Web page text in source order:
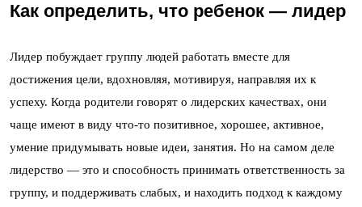
Как определить, что ребенок — лидер
Лидер побуждает группу людей работать вместе для
достижения цели, вдохновляя, мотивируя, направляя их к
успеху. Когда родители говорят о лидерских качествах, они
чаще имеют в виду что-то позитивное, хорошее, активное,
умение придумывать новые идеи, занятия. Но на самом деле
лидерство — это и способность принимать ответственность за
группу, и поддерживать слабых, и находить подход к каждому